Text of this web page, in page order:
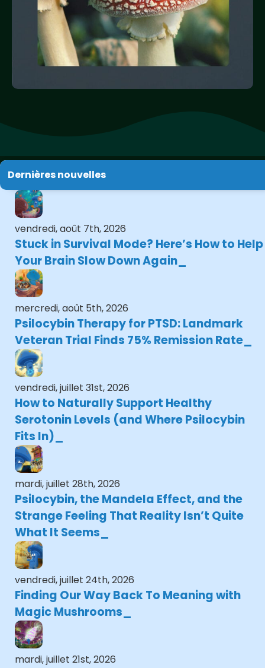
Dernières nouvelles
vendredi, août 7th, 2026
Stuck in Survival Mode? Here’s How to Help
Your Brain Slow Down Again
mercredi, août 5th, 2026
Psilocybin Therapy for PTSD: Landmark
Veteran Trial Finds 75% Remission Rate
vendredi, juillet 31st, 2026
How to Naturally Support Healthy
Serotonin Levels (and Where Psilocybin
Fits In)
mardi, juillet 28th, 2026
Psilocybin, the Mandela Effect, and the
Strange Feeling That Reality Isn’t Quite
What It Seems
vendredi, juillet 24th, 2026
Finding Our Way Back To Meaning with
Magic Mushrooms
mardi, juillet 21st, 2026